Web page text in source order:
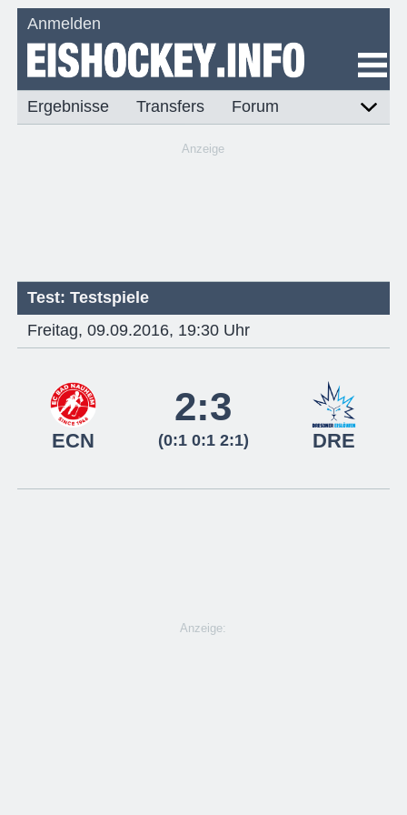
Anmelden
Ergebnisse Transfers Forum
Anzeige
Test: Testspiele
Freitag, 09.09.2016, 19:30 Uhr
ECN
2:3
(0:1 0:1 2:1) DRE
Anzeige: